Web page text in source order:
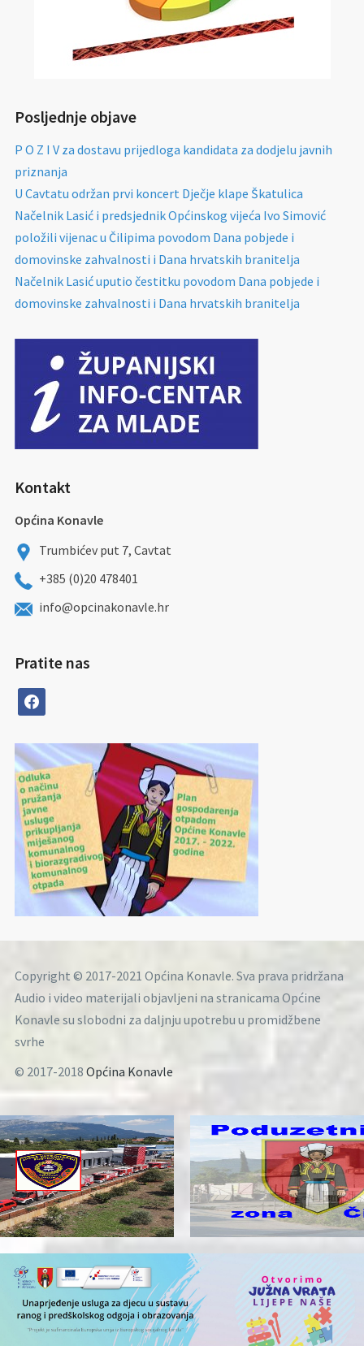
Posljednje objave
P O Z I V za dostavu prijedloga kandidata za dodjelu javnih
priznanja
U Cavtatu održan prvi koncert Dječje klape Škatulica
Načelnik Lasić i predsjednik Općinskog vijeća Ivo Simović
položili vijenac u Čilipima povodom Dana pobjede i
domovinske zahvalnosti i Dana hrvatskih branitelja
Načelnik Lasić uputio čestitku povodom Dana pobjede i
domovinske zahvalnosti i Dana hrvatskih branitelja
Kontakt
Općina Konavle
Trumbićev put 7, Cavtat
+385 (0)20 478401
info@opcinakonavle.hr
Pratite nas
facebook
Copyright © 2017-2021 Općina Konavle. Sva prava pridržana
Audio i video materijali objavljeni na stranicama Općine
Konavle su slobodni za daljnju upotrebu u promidžbene
svrhe
© 2017-2018 Općina Konavle